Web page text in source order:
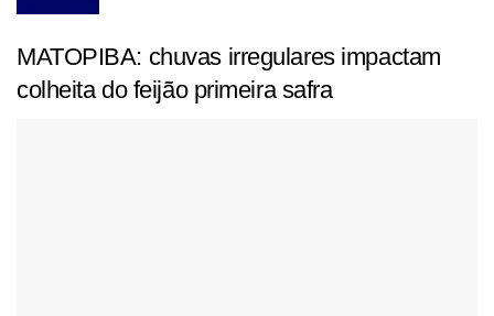
MATOPIBA: chuvas irregulares impactam
colheita do feijão primeira safra